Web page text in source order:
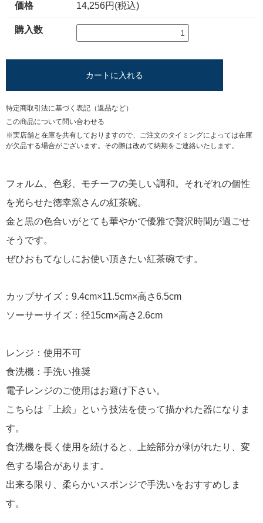
価格 14,256円(税込)
購入数
カートに入れる
特定商取引法に基づく表記（返品など）
この商品について問い合わせる
※実店舗と在庫を共有しておりますので、ご注文のタイミングによっては在庫
が欠品する場合がございます。その際は改めて納期をご連絡いたします。
フォルム、色彩、モチーフの美しい調和。それぞれの個性
を光らせた徳幸窯さんの紅茶碗。
金と黒の色合いがとても華やかで優雅で贅沢時間が過ごせ
そうです。
ぜひおもてなしにお使い頂きたい紅茶碗です。
カップサイズ：9.4cm×11.5cm×高さ6.5cm
ソーサーサイズ：径15cm×高さ2.6cm
レンジ：使用不可
食洗機：手洗い推奨
電子レンジのご使用はお避け下さい。
こちらは「上絵」という技法を使って描かれた器になりま
す。
食洗機を長く使用を続けると、上絵部分が剥がれたり、変
色する場合があります。
出来る限り、柔らかいスポンジで手洗いをおすすめしま
す。